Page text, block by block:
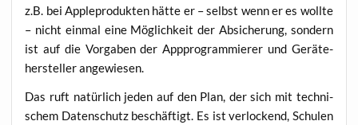
z.B. bei App­le­pro­duk­ten hät­te er – selbst wenn er es woll­te
– nicht ein­mal eine Mög­lich­keit der Absi­che­rung, son­dern
ist auf die Vor­ga­ben der App­pro­gram­mie­rer und Gerä­te­
her­stel­ler angewiesen.
Das ruft natür­lich jeden auf den Plan, der sich mit tech­ni­
schem Daten­schutz beschäf­tigt. Es ist ver­lo­ckend, Schu­len